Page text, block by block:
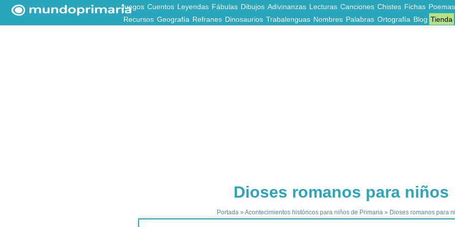
Juegos Cuentos Leyendas Fábulas Dibujos Adivinanzas Lecturas Canciones Chistes Fichas Poemas
Recursos Geografía Refranes Dinosaurios Trabalenguas Nombres Palabras Ortografía Blog Tienda
Dioses romanos para niños
Portada » Acontecimientos históricos para niños de Primaria » Dioses romanos para